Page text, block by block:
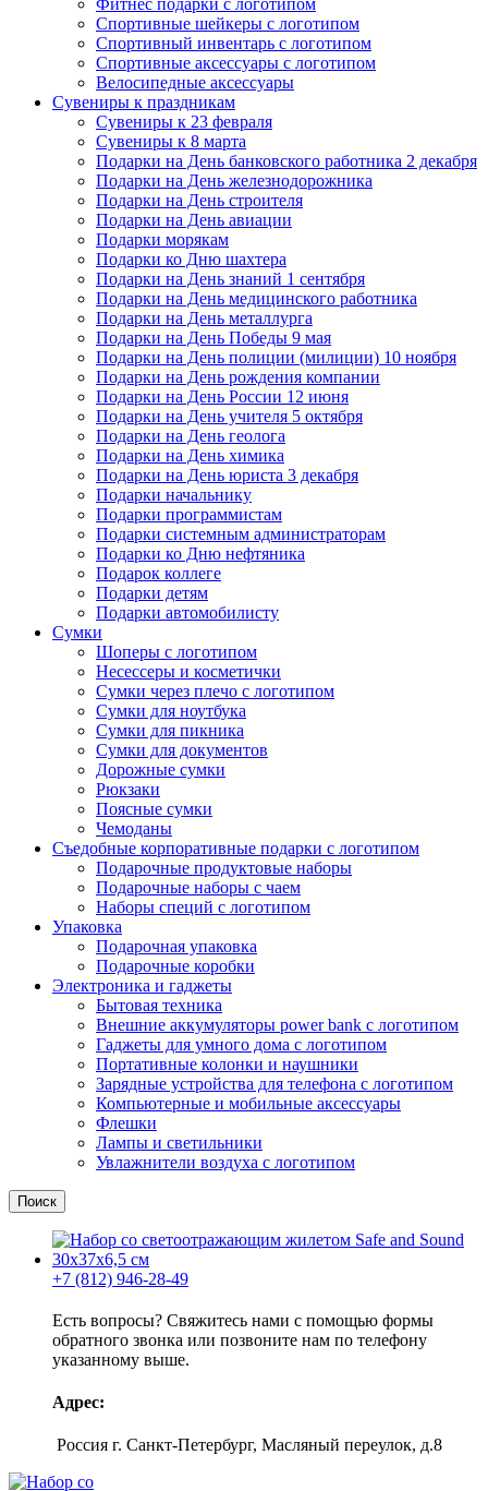
Спортивные шейкеры с логотипом
Спортивный инвентарь с логотипом
Спортивные аксессуары с логотипом
Велосипедные аксессуары
Сувениры к праздникам
Сувениры к 23 февраля
Сувениры к 8 марта
Подарки на День банковского работника 2 декабря
Подарки на День железнодорожника
Подарки на День строителя
Подарки на День авиации
Подарки морякам
Подарки ко Дню шахтера
Подарки на День знаний 1 сентября
Подарки на День медицинского работника
Подарки на День металлурга
Подарки на День Победы 9 мая
Подарки на День полиции (милиции) 10 ноября
Подарки на День рождения компании
Подарки на День России 12 июня
Подарки на День учителя 5 октября
Подарки на День геолога
Подарки на День химика
Подарки на День юриста 3 декабря
Подарки начальнику
Подарки программистам
Подарки системным администраторам
Подарки ко Дню нефтяника
Подарок коллеге
Подарки детям
Подарки автомобилисту
Сумки
Шоперы с логотипом
Несессеры и косметички
Сумки через плечо с логотипом
Сумки для ноутбука
Сумки для пикника
Сумки для документов
Дорожные сумки
Рюкзаки
Поясные сумки
Чемоданы
Съедобные корпоративные подарки с логотипом
Подарочные продуктовые наборы
Подарочные наборы с чаем
Наборы специй с логотипом
Упаковка
Подарочная упаковка
Подарочные коробки
Электроника и гаджеты
Бытовая техника
Внешние аккумуляторы power bank с логотипом
Гаджеты для умного дома с логотипом
Портативные колонки и наушники
Зарядные устройства для телефона с логотипом
Компьютерные и мобильные аксессуары
Флешки
Лампы и светильники
Увлажнители воздуха с логотипом
Поиск
+7 (812) 946-28-49
Есть вопросы? Свяжитесь нами с помощью формы
обратного звонка или позвоните нам по телефону
указанному выше.
Адрес:
Россия г. Санкт-Петербург, Масляный переулок, д.8